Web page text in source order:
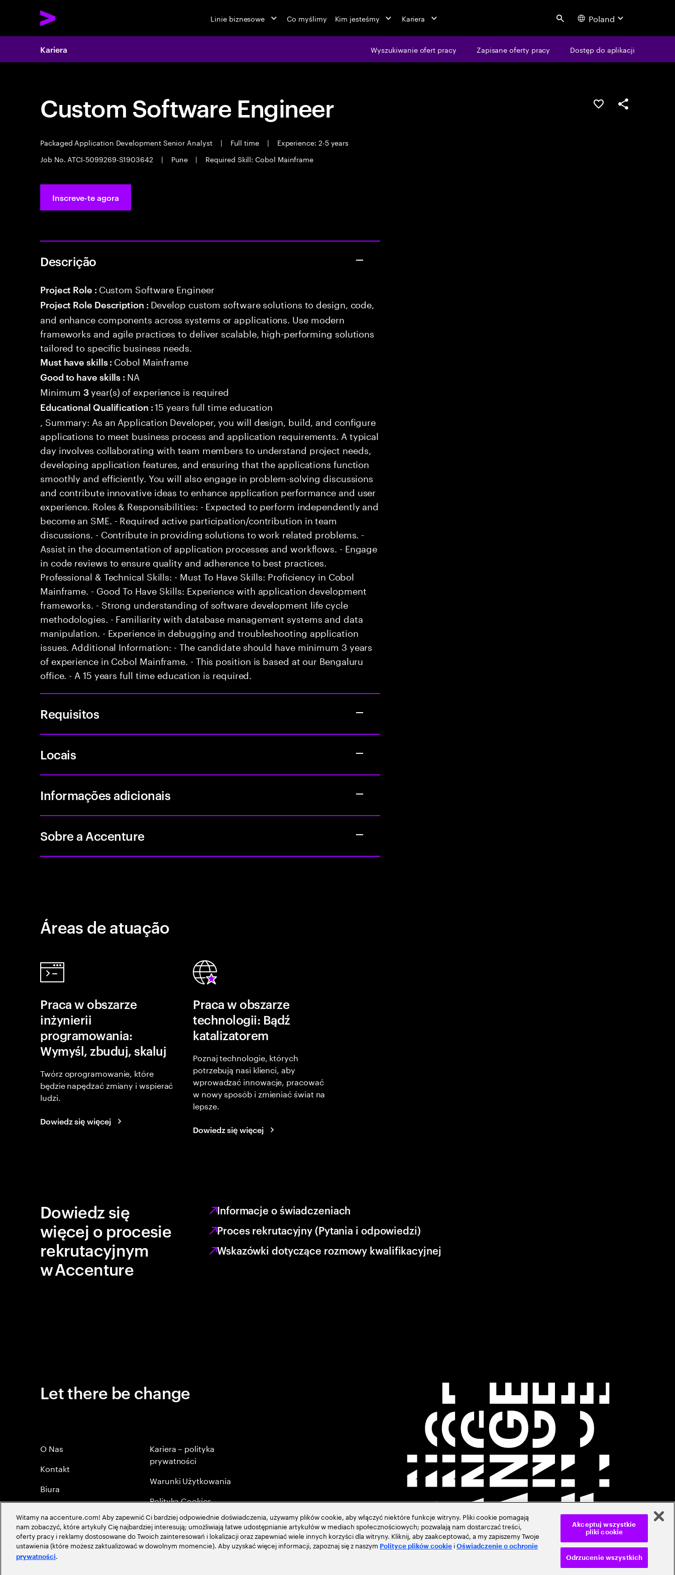
Linie biznesowe Co myślimy Kim jesteśmy Kariera Search Poland
Kariera Wyszukiwanie ofert pracy Zapisane oferty pracy Dostęp do aplikacji
Custom Software Engineer
Packaged Application Development Senior Analyst | Full time |
Experience: 2-5 years
Job No. ATCI-5099269-S1903642
| Pune | Required Skill: Cobol Mainframe
GuardarPartilhar
Inscreve-te agora
Descrição
Project Role : Custom Software Engineer
Project Role Description : Develop custom software solutions to design, code,
and enhance components across systems or applications. Use modern
frameworks and agile practices to deliver scalable, high-performing solutions
tailored to specific business needs.
Must have skills : Cobol Mainframe
Good to have skills : NA
Minimum3year(s) of experience is required
Educational Qualification :15 years full time education
, Summary: As an Application Developer, you will design, build, and configure
applications to meet business process and application requirements. A typical
day involves collaborating with team members to understand project needs,
developing application features, and ensuring that the applications function
smoothly and efficiently. You will also engage in problem-solving discussions
and contribute innovative ideas to enhance application performance and user
experience. Roles & Responsibilities: - Expected to perform independently and
become an SME. - Required active participation/contribution in team
discussions. - Contribute in providing solutions to work related problems. -
Assist in the documentation of application processes and workflows. - Engage
in code reviews to ensure quality and adherence to best practices.
Professional & Technical Skills: - Must To Have Skills: Proficiency in Cobol
Mainframe. - Good To Have Skills: Experience with application development
frameworks. - Strong understanding of software development life cycle
methodologies. - Familiarity with database management systems and data
manipulation. - Experience in debugging and troubleshooting application
issues. Additional Information: - The candidate should have minimum 3 years
of experience in Cobol Mainframe. - This position is based at our Bengaluru
office. - A 15 years full time education is required.
Requisitos
Locais
Informações adicionais
Sobre a Accenture
Áreas de atuação
Praca w obszarze
inżynierii
programowania:
Wymyśl, zbuduj, skaluj
Twórz oprogramowanie, które
będzie napędzać zmiany i wspierać
ludzi.
Dowiedz się więcej
Praca w obszarze
technologii: Bądź
katalizatorem
Poznaj technologie, których
potrzebują nasi klienci, aby
wprowadzać innowacje, pracować
w nowy sposób i zmieniać świat na
lepsze.
Dowiedz się więcej
Dowiedz się
więcej o procesie
rekrutacyjnym
w Accenture
Informacje o świadczeniach
Proces rekrutacyjny (Pytania i odpowiedzi)
Wskazówki dotyczące rozmowy kwalifikacyjnej
Let there be change
O Nas
Kontakt
Biura
Polityka Prywatności
Kariera – polityka
prywatności
Warunki Użytkowania
Polityka Cookies
Mapa strony
Globalna maerytokracja
Witamy na accenture.com! Aby zapewnić Ci bardziej odpowiednie doświadczenia, używamy plików cookie, aby włączyć niektóre funkcje witryny. Pliki cookie pomagają
nam zobaczyć, które artykuły Cię najbardziej interesują; umożliwiają łatwe udostępnianie artykułów w mediach społecznościowych; pozwalają nam dostarczać treści,
oferty pracy i reklamy dostosowane do Twoich zainteresowań i lokalizacji oraz zapewniać wiele innych korzyści dla witryny. Kliknij, aby zaakceptować, a my zapiszemy Twoje
ustawienia (które możesz zaktualizować w dowolnym momencie). Aby uzyskać więcej informacji, zapoznaj się z naszym Polityce plików cookie i Oświadczenie o ochronie
prywatności. Odrzucenie wszystkich
Akceptuj wszystkie
pliki cookie